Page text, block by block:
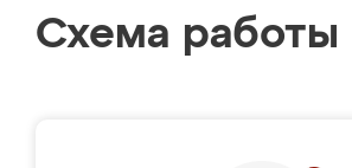
Схема работы